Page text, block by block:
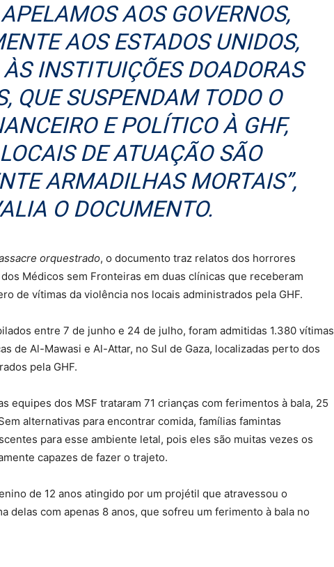
AOS GOVERNOS,
AOS ESTADOS UNIDOS,
INSTITUIÇÕES DOADORAS
QUE SUSPENDAM TODO O
E POLÍTICO À GHF,
DE ATUAÇÃO SÃO
ARMADILHAS MORTAIS”,
O DOCUMENTO.
orquestrado, o documento traz relatos dos horrores
Médicos sem Fronteiras em duas clínicas que receberam
de vítimas da violência nos locais administrados pela GHF.
entre 7 de junho e 24 de julho, foram admitidas 1.380 vítimas
de Al-Mawasi e Al-Attar, no Sul de Gaza, localizadas perto dos
pela GHF.
equipes dos MSF trataram 71 crianças com ferimentos à bala, 25
alternativas para encontrar comida, famílias famintas
para esse ambiente letal, pois eles são muitas vezes os
capazes de fazer o trajeto.
de 12 anos atingido por um projétil que atravessou o
delas com apenas 8 anos, que sofreu um ferimento à bala no